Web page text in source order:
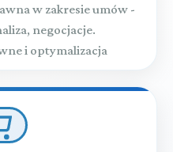
w zakresie umów -
negocjacje.
i optymalizacja